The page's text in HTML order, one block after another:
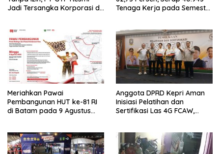
Jadi Tersangka Korporasi di
Tenaga Kerja pada Semester
Meriahkan Pawai
Pembangunan HUT ke-81 RI
di Batam pada 9 Agustus
Anggota DPRD Kepri Aman
Inisiasi Pelatihan dan
Sertifikasi Las 4G FCAW,